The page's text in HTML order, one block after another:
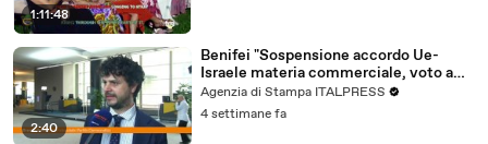
1:11:48
2:40
Benifei "Sospensione accordo Ue-
Israele materia commerciale, voto a
maggioranza"
Agenzia di Stampa ITALPRESS
4 settimane fa